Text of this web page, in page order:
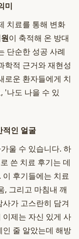
미
치료를 통해 변화
이 축적해 온 방대
단순한 성공 사례
학적 근거와 재현성
로운 환자들에게 치
'나도 나을 수 있
적인 얼굴
울 수 있습니다. 하
쓴 치료 후기는 데
후기들에는 치료
, 그리고 마침내 깨
가 고스란히 담겨
제는 자신 있게 사
줄 알았는데 해방